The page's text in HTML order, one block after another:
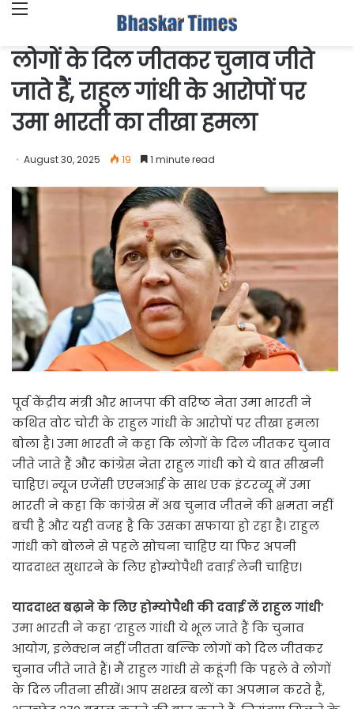
लोगों के दिल जीतकर चुनाव जीते
जाते हैं, राहुल गांधी के आरोपों पर
उमा भारती का तीखा हमला
August 30, 2025 19 1 minute read
पूर्व केंद्रीय मंत्री और भाजपा की वरिष्ठ नेता उमा भारती ने
कथित वोट चोरी के राहुल गांधी के आरोपों पर तीखा हमला
बोला है। उमा भारती ने कहा कि लोगों के दिल जीतकर चुनाव
जीते जाते हैं और कांग्रेस नेता राहुल गांधी को ये बात सीखनी
चाहिए। न्यूज एजेंसी एएनआई के साथ एक इंटरव्यू में उमा
भारती ने कहा कि कांग्रेस में अब चुनाव जीतने की क्षमता नहीं
बची है और यही वजह है कि उसका सफाया हो रहा है। राहुल
गांधी को बोलने से पहले सोचना चाहिए या फिर अपनी
याददाश्त सुधारने के लिए होम्योपैथी दवाई लेनी चाहिए।
याददाश्त बढ़ाने के लिए होम्योपैथी की दवाई लें राहुल गांधी’
उमा भारती ने कहा ‘राहुल गांधी ये भूल जाते हैं कि चुनाव
आयोग, इलेक्शन नहीं जीतता बल्कि लोगों को दिल जीतकर
चुनाव जीते जाते हैं। मैं राहुल गांधी से कहूंगी कि पहले वे लोगों
के दिल जीतना सीखें। आप सशस्त्र बलों का अपमान करते हैं,